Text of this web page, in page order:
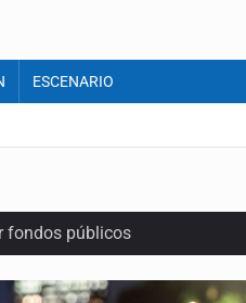
ESCENARIO
fondos públicos
en Zapopan